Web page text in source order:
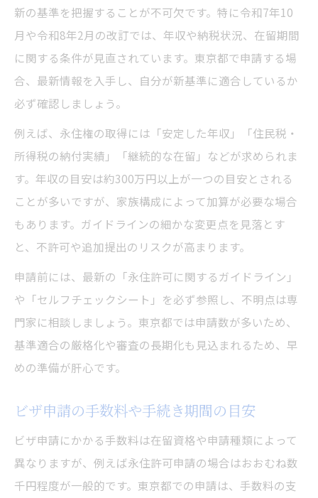
新の基準を把握することが不可欠です。特に令和7年10
月や令和8年2月の改訂では、年収や納税状況、在留期間
に関する条件が見直されています。東京都で申請する場
合、最新情報を入手し、自分が新基準に適合しているか
必ず確認しましょう。
例えば、永住権の取得には「安定した年収」「住民税・
所得税の納付実績」「継続的な在留」などが求められま
す。年収の目安は約300万円以上が一つの目安とされる
ことが多いですが、家族構成によって加算が必要な場合
もあります。ガイドラインの細かな変更点を見落とす
と、不許可や追加提出のリスクが高まります。
申請前には、最新の「永住許可に関するガイドライン」
や「セルフチェックシート」を必ず参照し、不明点は専
門家に相談しましょう。東京都では申請数が多いため、
基準適合の厳格化や審査の長期化も見込まれるため、早
めの準備が肝心です。
ビザ申請の手数料や手続き期間の目安
ビザ申請にかかる手数料は在留資格や申請種類によって
異なりますが、例えば永住許可申請の場合はおおむね数
千円程度が一般的です。東京都での申請は、手数料の支